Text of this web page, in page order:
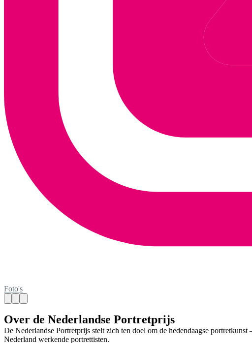
Foto's
Over de Nederlandse Portretprijs
De Nederlandse Portretprijs stelt zich ten doel om de hedendaagse
Nederland werkende portrettisten.